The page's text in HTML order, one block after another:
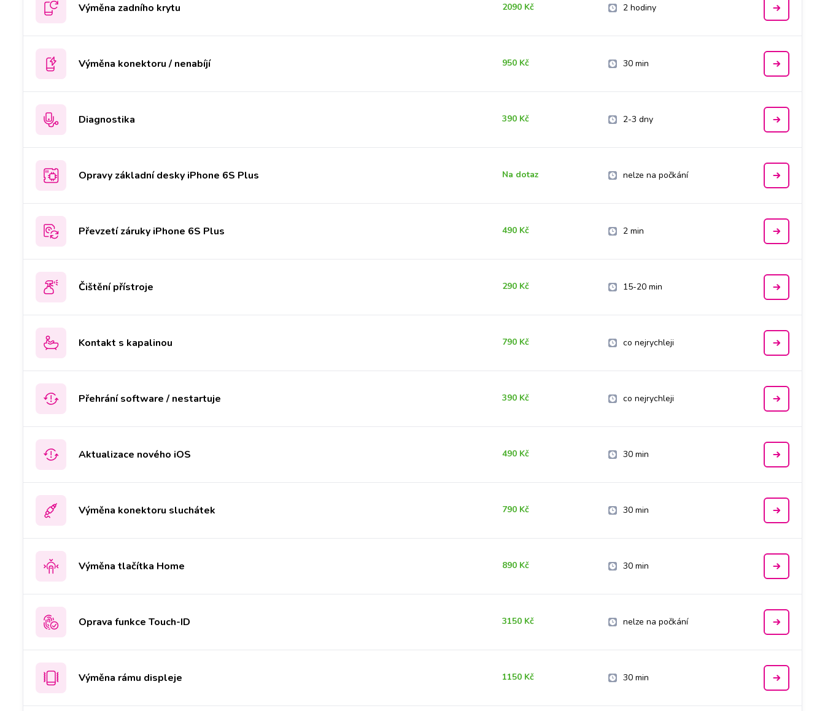
Výměna zadního krytu 2090 Kč 2 hodiny
Výměna konektoru / nenabíjí 950 Kč 30 min
Diagnostika 390 Kč 2-3 dny
Opravy základní desky iPhone 6S Plus Na dotaz nelze na počkání
Převzetí záruky iPhone 6S Plus 490 Kč 2 min
Čištění přístroje 290 Kč 15-20 min
Kontakt s kapalinou 790 Kč co nejrychleji
Přehrání software / nestartuje 390 Kč co nejrychleji
Aktualizace nového iOS 490 Kč 30 min
Výměna konektoru sluchátek 790 Kč 30 min
Výměna tlačítka Home 890 Kč 30 min
Oprava funkce Touch-ID 3150 Kč nelze na počkání
Výměna rámu displeje 1150 Kč 30 min